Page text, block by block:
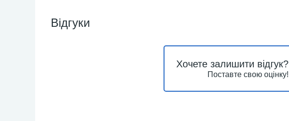
Відгуки
Хочете залишити відгук?
Поставте свою оцінку!